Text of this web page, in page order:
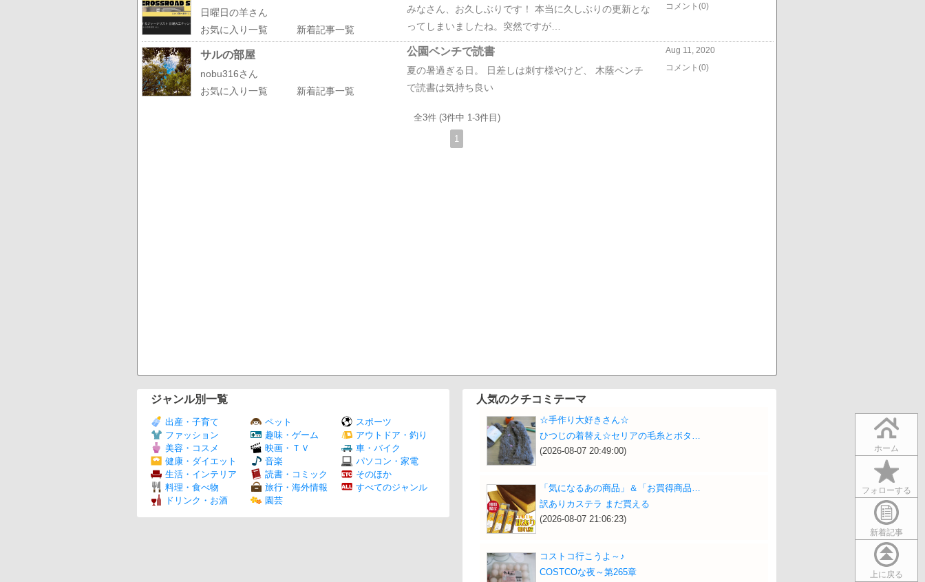
ホーム
フォローする
新着記事
上に戻る
日曜日の羊さん
お気に入り一覧
新着記事一覧
みなさん、お久しぶりです！ 本当に久しぶりの更新とな
ってしまいましたね。突然ですが…
コメント(0)
サルの部屋
nobu316さん
お気に入り一覧
新着記事一覧
公園ベンチで読書
夏の暑過ぎる日。 日差しは刺す様やけど、 木蔭ベンチ
で読書は気持ち良い
Aug 11, 2020
コメント(0)
全3件 (3件中 1-3件目)
1
ジャンル別一覧
出産・子育て
ファッション
美容・コスメ
健康・ダイエット
生活・インテリア
料理・食べ物
ドリンク・お酒
ペット
趣味・ゲーム
映画・ＴＶ
音楽
読書・コミック
旅行・海外情報
園芸
スポーツ
アウトドア・釣り
車・バイク
パソコン・家電
そのほか
すべてのジャンル
人気のクチコミテーマ
☆手作り大好きさん☆
ひつじの着替え☆セリアの毛糸とボタ…
(2026-08-07 20:49:00)
「気になるあの商品」＆「お買得商品…
訳ありカステラ まだ買える
(2026-08-07 21:06:23)
コストコ行こうよ～♪
COSTCOな夜～第265章